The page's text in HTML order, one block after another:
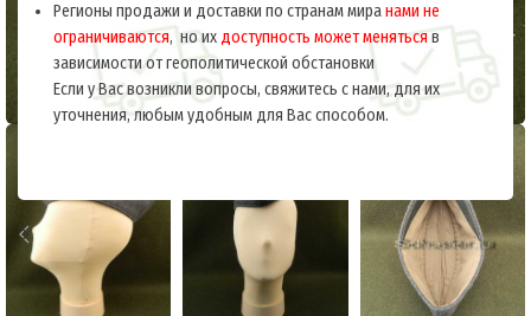
Регионы продажи и доставки по странам миранами не
ограничиваются, но их доступность может меняться в
зависимости от геополитической обстановки
Если у Вас возникли вопросы, свяжитесь с нами, для их
уточнения, любым удобным для Вас способом.